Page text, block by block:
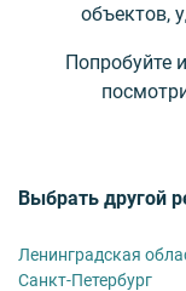
объектов,
Попробуйте
Выбрать другой
Ленинградская
Санкт-Петербург